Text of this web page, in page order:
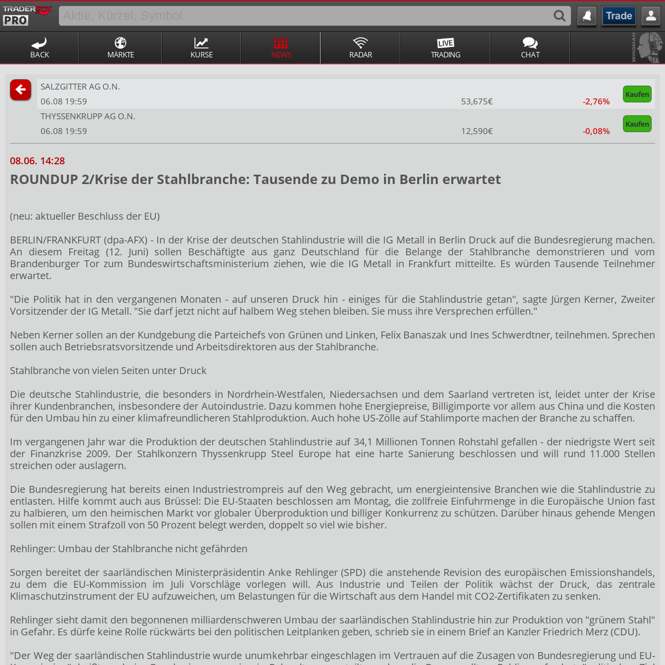
BACK MÄRKTE KURSE NEWS RADAR TRADING CHAT
SALZGITTER AG O.N.
Kaufen
06.08 19:59 53,675€
-2,76%
THYSSENKRUPP AG O.N.
Kaufen
06.08 19:59 12,590€ -0,08%
08.06. 14:28
ROUNDUP 2/Krise der Stahlbranche: Tausende zu Demo in Berlin erwartet
(neu: aktueller Beschluss der EU)
BERLIN/FRANKFURT (dpa-AFX) - In der Krise der deutschen Stahlindustrie will die IG Metall in Berlin Druck auf die Bundesregierung machen.
An diesem Freitag (12. Juni) sollen Beschäftigte aus ganz Deutschland für die Belange der Stahlbranche demonstrieren und vom
Brandenburger Tor zum Bundeswirtschaftsministerium ziehen, wie die IG Metall in Frankfurt mitteilte. Es würden Tausende Teilnehmer
erwartet.
"Die Politik hat in den vergangenen Monaten - auf unseren Druck hin - einiges für die Stahlindustrie getan", sagte Jürgen Kerner, Zweiter
Vorsitzender der IG Metall. "Sie darf jetzt nicht auf halbem Weg stehen bleiben. Sie muss ihre Versprechen erfüllen."
Neben Kerner sollen an der Kundgebung die Parteichefs von Grünen und Linken, Felix Banaszak und Ines Schwerdtner, teilnehmen. Sprechen
sollen auch Betriebsratsvorsitzende und Arbeitsdirektoren aus der Stahlbranche.
Stahlbranche von vielen Seiten unter Druck
Die deutsche Stahlindustrie, die besonders in Nordrhein-Westfalen, Niedersachsen und dem Saarland vertreten ist, leidet unter der Krise
ihrer Kundenbranchen, insbesondere der Autoindustrie. Dazu kommen hohe Energiepreise, Billigimporte vor allem aus China und die Kosten
für den Umbau hin zu einer klimafreundlicheren Stahlproduktion. Auch hohe US-Zölle auf Stahlimporte machen der Branche zu schaffen.
Im vergangenen Jahr war die Produktion der deutschen Stahlindustrie auf 34,1 Millionen Tonnen Rohstahl gefallen - der niedrigste Wert seit
der Finanzkrise 2009. Der Stahlkonzern Thyssenkrupp Steel Europe hat eine harte Sanierung beschlossen und will rund 11.000 Stellen
streichen oder auslagern.
Die Bundesregierung hat bereits einen Industriestrompreis auf den Weg gebracht, um energieintensive Branchen wie die Stahlindustrie zu
entlasten. Hilfe kommt auch aus Brüssel: Die EU-Staaten beschlossen am Montag, die zollfreie Einfuhrmenge in die Europäische Union fast
zu halbieren, um den heimischen Markt vor globaler Überproduktion und billiger Konkurrenz zu schützen. Darüber hinaus gehende Mengen
sollen mit einem Strafzoll von 50 Prozent belegt werden, doppelt so viel wie bisher.
Rehlinger: Umbau der Stahlbranche nicht gefährden
Sorgen bereitet der saarländischen Ministerpräsidentin Anke Rehlinger (SPD) die anstehende Revision des europäischen Emissionshandels,
zu dem die EU-Kommission im Juli Vorschläge vorlegen will. Aus Industrie und Teilen der Politik wächst der Druck, das zentrale
Klimaschutzinstrument der EU aufzuweichen, um Belastungen für die Wirtschaft aus dem Handel mit CO2-Zertifikaten zu senken.
Rehlinger sieht damit den begonnenen milliardenschweren Umbau der saarländischen Stahlindustrie hin zur Produktion von "grünem Stahl"
in Gefahr. Es dürfe keine Rolle rückwärts bei den politischen Leitplanken geben, schrieb sie in einem Brief an Kanzler Friedrich Merz (CDU).
"Der Weg der saarländischen Stahlindustrie wurde unumkehrbar eingeschlagen im Vertrauen auf die Zusagen von Bundesregierung und EU-